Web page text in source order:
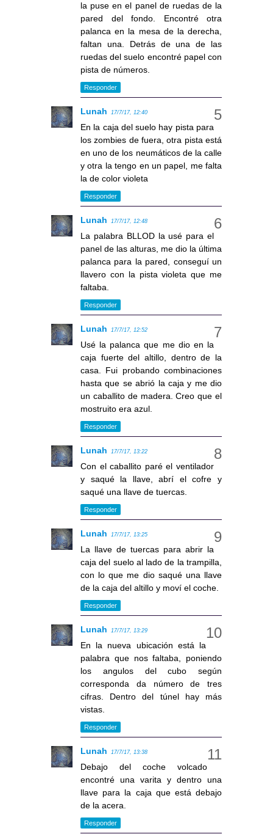
la puse en el panel de ruedas de la
pared del fondo. Encontré otra
palanca en la mesa de la derecha,
faltan una. Detrás de una de las
ruedas del suelo encontré papel con
pista de números.
Responder
Lunah 17/7/17, 12:40
En la caja del suelo hay pista para
los zombies de fuera, otra pista está
en uno de los neumáticos de la calle
y otra la tengo en un papel, me falta
la de color violeta
Responder
Lunah 17/7/17, 12:48
La palabra BLLOD la usé para el
panel de las alturas, me dio la última
palanca para la pared, conseguí un
llavero con la pista violeta que me
faltaba.
Responder
Lunah 17/7/17, 12:52
Usé la palanca que me dio en la
caja fuerte del altillo, dentro de la
casa. Fui probando combinaciones
hasta que se abrió la caja y me dio
un caballito de madera. Creo que el
mostruito era azul.
Responder
Lunah 17/7/17, 13:22
Con el caballito paré el ventilador
y saqué la llave, abrí el cofre y
saqué una llave de tuercas.
Responder
Lunah 17/7/17, 13:25
La llave de tuercas para abrir la
caja del suelo al lado de la trampilla,
con lo que me dio saqué una llave
de la caja del altillo y moví el coche.
Responder
Lunah 17/7/17, 13:29
En la nueva ubicación está la
palabra que nos faltaba, poniendo
los angulos del cubo según
corresponda da número de tres
cifras. Dentro del túnel hay más
vistas.
Responder
Lunah 17/7/17, 13:38
Debajo del coche volcado
encontré una varita y dentro una
llave para la caja que está debajo
de la acera.
Responder